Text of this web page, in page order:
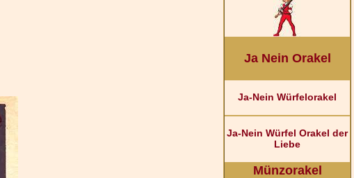
Ja Nein Orakel
Ja-Nein Würfelorakel
Ja-Nein Würfel Orakel der
Liebe
Münzorakel